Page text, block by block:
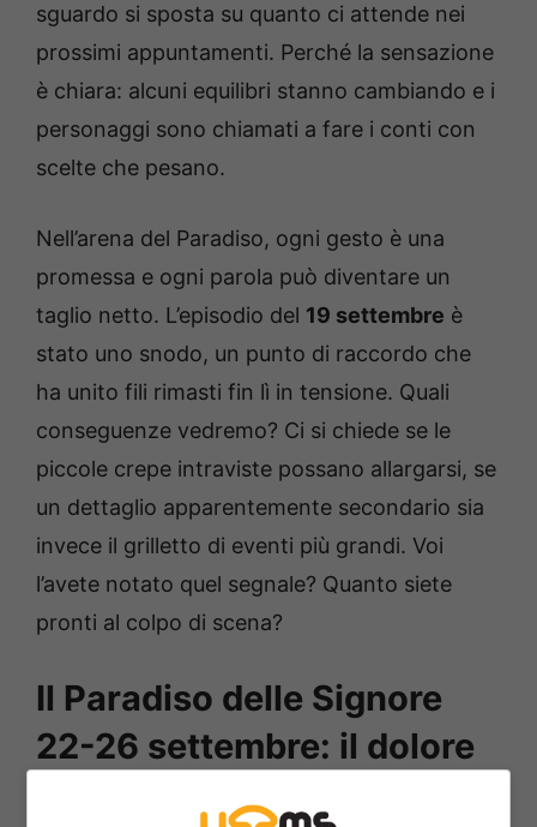
sguardo si sposta su quanto ci attende nei
prossimi appuntamenti. Perché la sensazione
è chiara: alcuni equilibri stanno cambiando e i
personaggi sono chiamati a fare i conti con
scelte che pesano.
Nell’arena del Paradiso, ogni gesto è una
promessa e ogni parola può diventare un
taglio netto. L’episodio del 19 settembre è
stato uno snodo, un punto di raccordo che
ha unito fili rimasti fin lì in tensione. Quali
conseguenze vedremo? Ci si chiede se le
piccole crepe intraviste possano allargarsi, se
un dettaglio apparentemente secondario sia
invece il grilletto di eventi più grandi. Voi
l’avete notato quel segnale? Quanto siete
pronti al colpo di scena?
Il Paradiso delle Signore
22-26 settembre: il dolore
di Salvo e il sostegno di